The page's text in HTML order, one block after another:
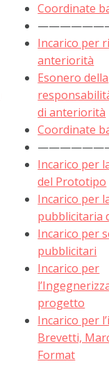
Coordinate
Incarico per
anteriorità
Esonero della
di anteriorità
Coordinate
Incarico per
del Prototipo
Incarico per
pubblicitaria
Incarico per
pubblicitari
Incarico per
progetto
Incarico per
Brevetti,
Format